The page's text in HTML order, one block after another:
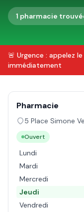
1 pharmacie
🚨 Urgence : appelez le
immédiatement
Pharmacie
5 Place Simone
Ouvert
Lundi
Mardi
Mercredi
Jeudi
Vendredi